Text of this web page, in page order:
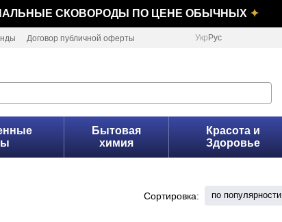
СКОВОРОДЫ ПО ЦЕНЕ ОБЫЧНЫХ ✦
Договор публичной оферты Укр Рус
Бытовая
химия
Красота и
Здоровье
Сортировка: по популярности